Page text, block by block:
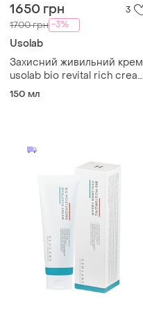
1650 грн 3
1700 грн -3%
Usolab
Захисний живильний крем
usolab bio revital rich cream
150 мл
150 мл